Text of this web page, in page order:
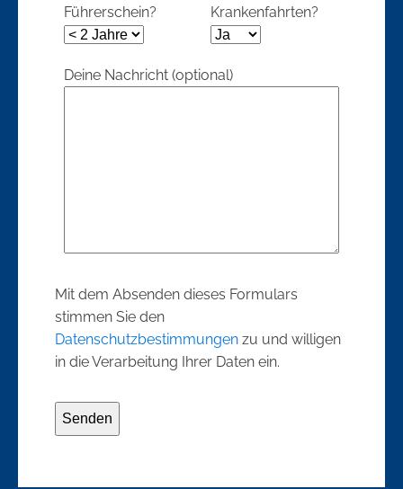
Führerschein?
Krankenfahrten?
Deine Nachricht (optional)
Mit dem Absenden dieses Formulars
stimmen Sie den
Datenschutzbestimmungenzu und willigen
in die Verarbeitung Ihrer Daten ein.